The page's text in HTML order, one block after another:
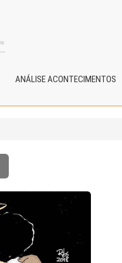
ANÁLISE ACONTECIMENTOS